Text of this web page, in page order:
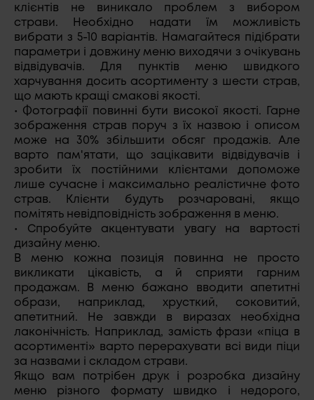
клієнтів не виникало проблем з вибором
страви. Необхідно надати їм можливість
вибрати з 5-10 варіантів. Намагайтеся підібрати
параметри і довжину меню виходячи з очікувань
відвідувачів. Для пунктів меню швидкого
харчування досить асортименту з шести страв,
що мають кращі смакові якості.
• Фотографії повинні бути високої якості. Гарне
зображення страв поруч з їх назвою і описом
може на 30% збільшити обсяг продажів. Але
варто пам'ятати, що зацікавити відвідувачів і
зробити їх постійними клієнтами допоможе
лише сучасне і максимально реалістичне фото
страв. Клієнти будуть розчаровані, якщо
помітять невідповідність зображення в меню.
• Спробуйте акцентувати увагу на вартості
дизайну меню.
В меню кожна позиція повинна не просто
викликати цікавість, а й сприяти гарним
продажам. В меню бажано вводити апетитні
образи, наприклад, хрусткий, соковитий,
апетитний. Не завжди в виразах необхідна
лаконічність. Наприклад, замість фрази «піца в
асортименті» варто перерахувати всі види піци
за назвами і складом страви.
Якщо вам потрібен друк і розробка дизайну
меню різного формату швидко і недорого,